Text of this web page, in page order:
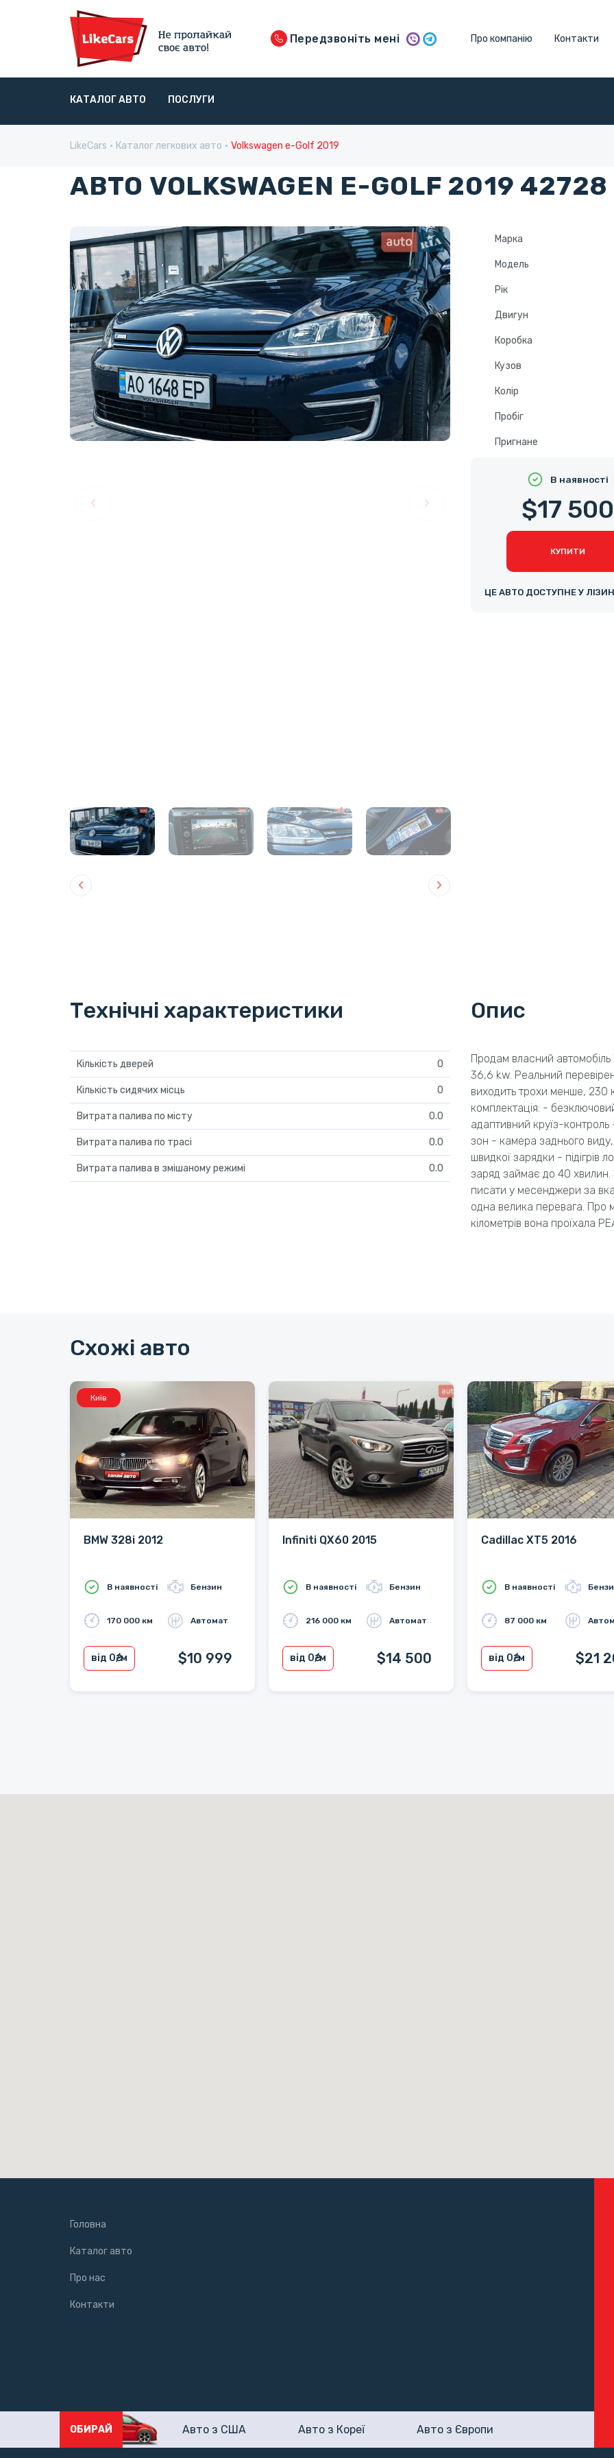
Передзвоніть мені Про компанію Контакти
КАТАЛОГ АВТО ПОСЛУГИ
LikeCars Каталог легкових авто Volkswagen e-Golf 2019
АВТО VOLKSWAGEN E-GOLF 2019 42728
Марка
Модель
Рік
Двигун
Коробка
Кузов
Колір
Пробіг
Пригнане
В наявності
$17 500
КУПИТИ
ЦЕ АВТО ДОСТУПНЕ У
Технічні характеристики
Кількість дверей 0
Кількість сидячих місць 0
Витрата палива по місту 0.0
Витрата палива по трасі 0.0
Витрата палива в змішаному режимі 0.0
Опис
Продам власний
36,6 kw. Реальний
виходить трохи менше, 230
комплектація: -
адаптивний круїз-
зон - камера заднього
швидкої зарядки - підігрів
заряд займає до 40 хвилин.
писати у месенджери за
одна велика перевага. Про
кілометрів вона проїхала
Схожі авто
Київ
BMW 328i 2012
В наявності Бензин
170 000 км Автомат
від 0₴/м $10 999
Infiniti QX60 2015
В наявності Бензин
216 000 км Автомат
від 0₴/м $14 500
Cadillac XT5 2016
В наявності
87 000 км
від 0₴/м $21
Головна
Каталог авто
Про нас
Контакти
ОБИРАЙ Авто з США Авто з Кореї Авто з Європи